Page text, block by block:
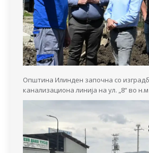
Општина Илинден започна со
канализациона линија на ул. „8“ во